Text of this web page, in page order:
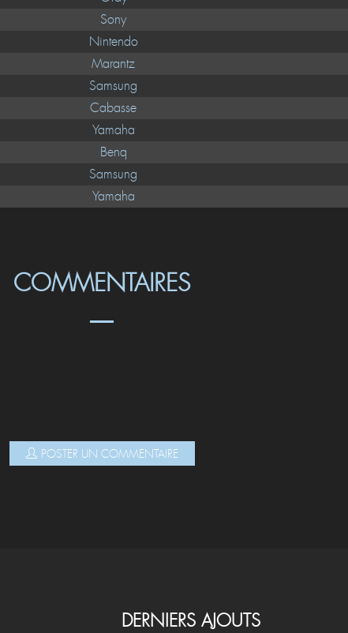
Sony
Nintendo
Marantz
Samsung
Cabasse
Yamaha
Benq
Samsung
Yamaha
COMMENTAIRES
POSTER UN COMMENTAIRE
DERNIERS AJOUTS